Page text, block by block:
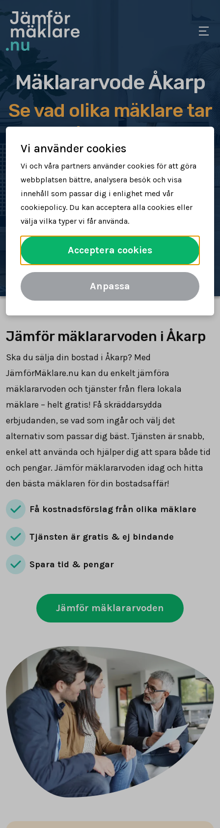
Mäklararvode Åkarp
Se vad olika mäklare tar
i arvode
Jämför mäklararvoden
Se vad mäklare tar för att sälja din
bostad
Spara tid och pengar
Jämför mäklararvoden
Jämför mäklararvoden i Åkarp
Ska du sälja din bostad i Åkarp? Med
JämförMäklare.nu kan du enkelt jämföra
mäklararvoden och tjänster från flera lokala
mäklare – helt gratis! Få skräddarsydda
erbjudanden, se vad som ingår och välj det
alternativ som passar dig bäst. Tjänsten är snabb,
enkel att använda och hjälper dig att spara både tid
och pengar. Jämför mäklararvoden idag och hitta
den bästa mäklaren för din bostadsaffär!
Få kostnadsförslag från olika mäklare
Tjänsten är gratis & ej bindande
Spara tid & pengar
Jämför mäklararvoden
Vi använder cookies
Vi och våra partners använder cookies för att göra
webbplatsen bättre, analysera besök och visa
innehåll som passar dig i enlighet med vår
cookiepolicy. Du kan acceptera alla cookies eller
välja vilka typer vi får använda.
Acceptera cookies
Anpassa